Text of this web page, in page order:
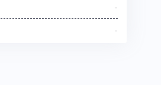
-
-